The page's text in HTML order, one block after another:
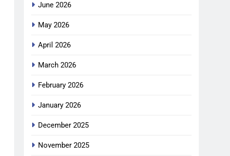
June 2026
May 2026
April 2026
March 2026
February 2026
January 2026
December 2025
November 2025